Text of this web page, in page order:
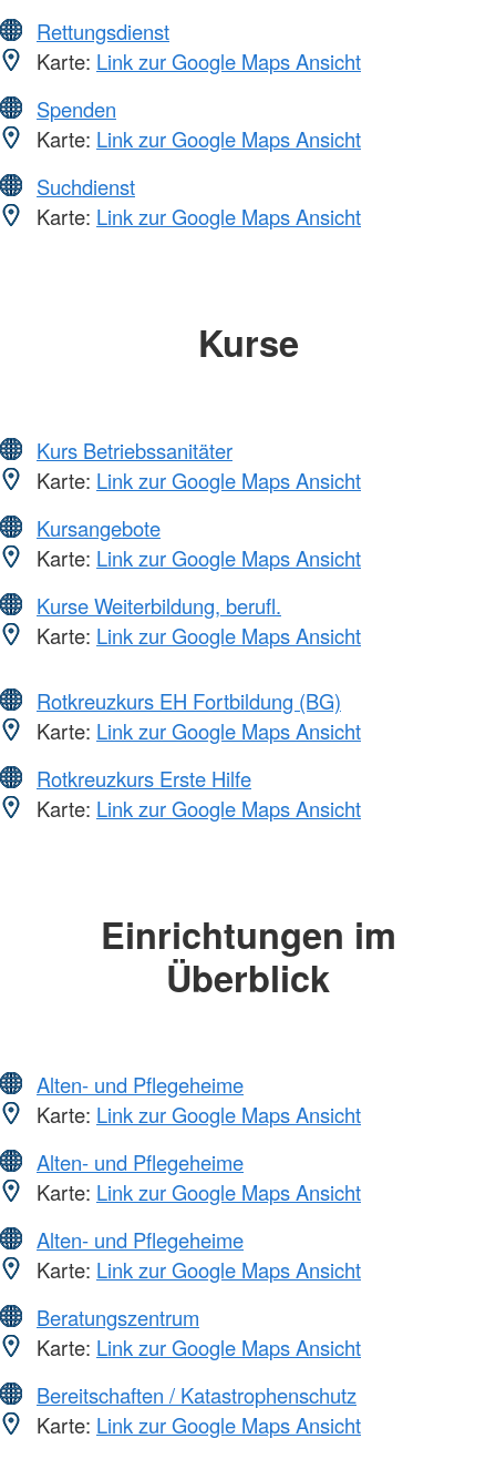
Rettungsdienst
Karte: Link zur Google Maps Ansicht
Spenden
Karte: Link zur Google Maps Ansicht
Suchdienst
Karte: Link zur Google Maps Ansicht
Kurse
Kurs Betriebssanitäter
Karte: Link zur Google Maps Ansicht
Kursangebote
Karte: Link zur Google Maps Ansicht
Kurse Weiterbildung, berufl.
Karte: Link zur Google Maps Ansicht
Rotkreuzkurs EH Fortbildung (BG)
Karte: Link zur Google Maps Ansicht
Rotkreuzkurs Erste Hilfe
Karte: Link zur Google Maps Ansicht
Einrichtungen im
Überblick
Alten- und Pflegeheime
Karte: Link zur Google Maps Ansicht
Alten- und Pflegeheime
Karte: Link zur Google Maps Ansicht
Alten- und Pflegeheime
Karte: Link zur Google Maps Ansicht
Beratungszentrum
Karte: Link zur Google Maps Ansicht
Bereitschaften / Katastrophenschutz
Karte: Link zur Google Maps Ansicht